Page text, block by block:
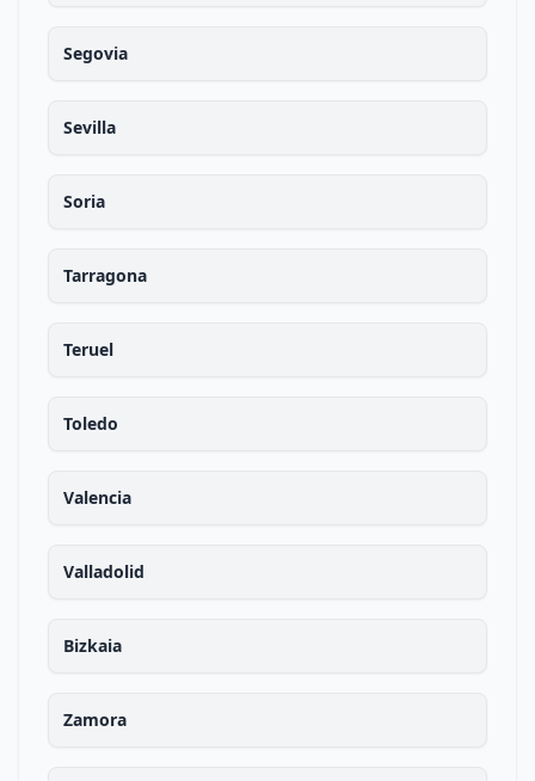
Segovia
Sevilla
Soria
Tarragona
Teruel
Toledo
Valencia
Valladolid
Bizkaia
Zamora